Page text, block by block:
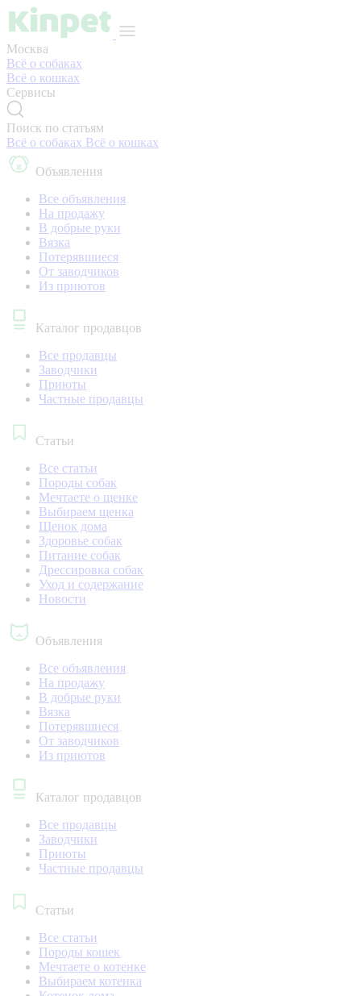
Москва
Всё о собаках
Всё о кошках
Сервисы
Поиск по статьям
Всё о собаках Всё о кошках
Объявления
Все объявления
На продажу
В добрые руки
Вязка
Потерявшиеся
От заводчиков
Из приютов
Каталог продавцов
Все продавцы
Заводчики
Приюты
Частные продавцы
Статьи
Все статьи
Породы собак
Мечтаете о щенке
Выбираем щенка
Щенок дома
Здоровье собак
Питание собак
Дрессировка собак
Уход и содержание
Новости
Объявления
Все объявления
На продажу
В добрые руки
Вязка
Потерявшиеся
От заводчиков
Из приютов
Каталог продавцов
Все продавцы
Заводчики
Приюты
Частные продавцы
Статьи
Все статьи
Породы кошек
Мечтаете о котенке
Выбираем котенка